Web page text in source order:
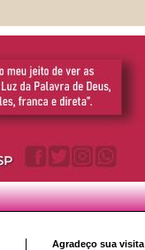
Agradeço sua visita